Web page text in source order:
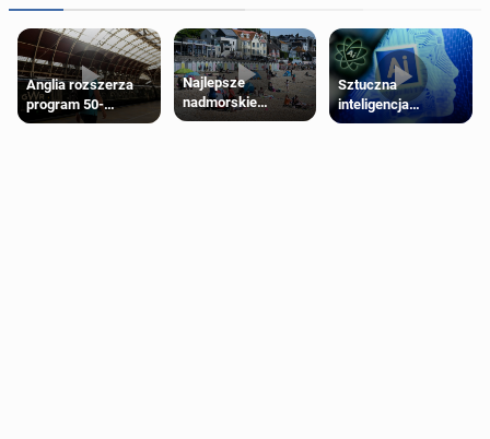
Anglia rozszerza
program 50-
procentowych
Najlepsze
nadmorskie
miasteczko blisko
Sztuczna
inteligencja
próbowała oszukać